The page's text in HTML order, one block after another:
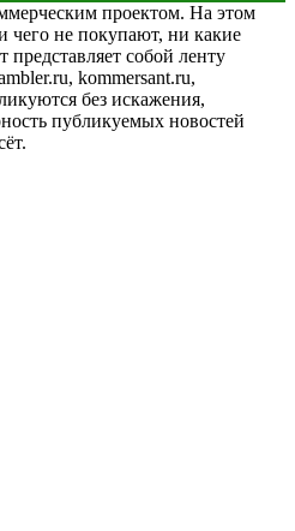
проектом. На этом
чего не покупают, ни какие
собой ленту
kommersant.ru,
без искажения,
публикуемых новостей